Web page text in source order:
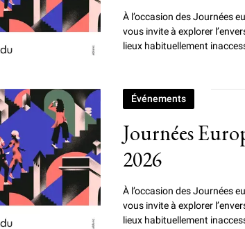
À l’occasion des Journées
vous invite à explorer
lieux habituellement
Journées
2026
Événements
À l’occasion des Journées
vous invite à explorer
lieux habituellement